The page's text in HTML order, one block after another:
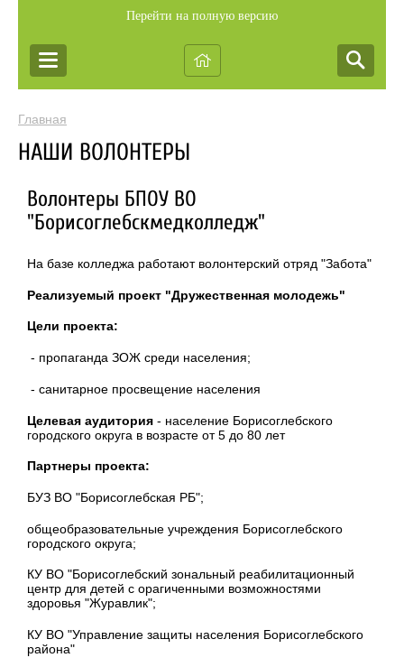
Перейти на полную версию
Главная
НАШИ ВОЛОНТЕРЫ
Волонтеры БПОУ ВО
"Борисоглебскмедколледж"
На базе колледжа работают волонтерский отряд "Забота"
Реализуемый проект "Дружественная молодежь"
Цели проекта:
- пропаганда ЗОЖ среди населения;
- санитарное просвещение населения
Целевая аудитория - население Борисоглебского
городского округа в возрасте от 5 до 80 лет
Партнеры проекта:
БУЗ ВО "Борисоглебская РБ";
общеобразовательные учреждения Борисоглебского
городского округа;
КУ ВО "Борисоглебский зональный реабилитационный
центр для детей с орагиченными возможностями
здоровья "Журавлик";
КУ ВО "Управление защиты населения Борисоглебского
района"